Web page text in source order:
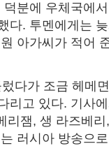
덕분에 우체국에
다. 투멘에게는
아가씨가 적어
다가 조금 헤메
리고 있다. 기사
리잼, 생 라즈베
러시아 방송으